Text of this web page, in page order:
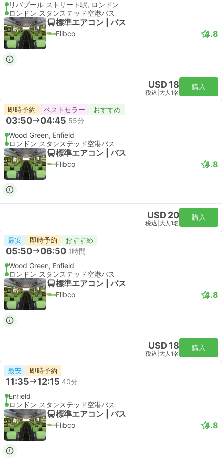
リバプールストリート駅, ロンドン
London Stansted Airport
スタンダード | 列車
Stansted Express
USD 32
税込 大人1名
購入
即時予約 おすすめ
05:21 06:14 53分
リバプールストリート駅, ロンドン
London Stansted Airport
スタンダード | 列車
Stansted Express
USD 32
税込 大人1名
購入
最速 即時予約 おすすめ
05:51 06:37 46分
リバプールストリート駅, ロンドン
London Stansted Airport
スタンダード | 列車
Stansted Express
USD 32
税込 大人1名
購入
最速 即時予約
06:21 07:07 46分
リバプールストリート駅, ロンドン
London Stansted Airport
スタンダード | 列車
Stansted Express